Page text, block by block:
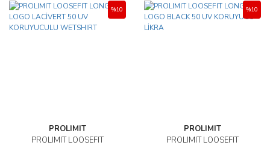
PROLIMIT
PROLIMIT LOOSEFIT
%10
PROLIMIT
PROLIMIT LOOSEFIT
%10